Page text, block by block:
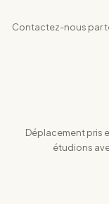
Contactez-nous par
Déplacement pris
étudions